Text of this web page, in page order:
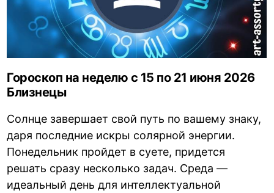
Гороскоп на неделю с 15 по 21 июня 2026
Близнецы
Солнце завершает свой путь по вашему знаку,
даря последние искры солярной энергии.
Понедельник пройдет в суете, придется
решать сразу несколько задач. Среда —
идеальный день для интеллектуальной